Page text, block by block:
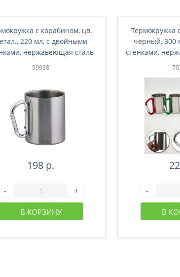
с карабином, цв.
220 мл, с двойными
нержавеющая сталь
201 (26-001)
99938
198 р.
- +
В КОРЗИНУ
Термокружка
черный, 300
стенками,
201
-
В